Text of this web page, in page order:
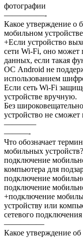
фотографии
—————-
Какое утверждение о
мобильном
+Если устройство
сети Wi-Fi, оно может
данных, если такая
ОС Android не
использованием
Если сеть Wi-Fi
устройстве вручную.
Без
устройство не сможет
————
———-
Что обозначает
мобильных устройств?
подключение
компьютера для
подключение
подключение
+подключение
устройству или
сетевого подключения
—————
Какое утверждение об